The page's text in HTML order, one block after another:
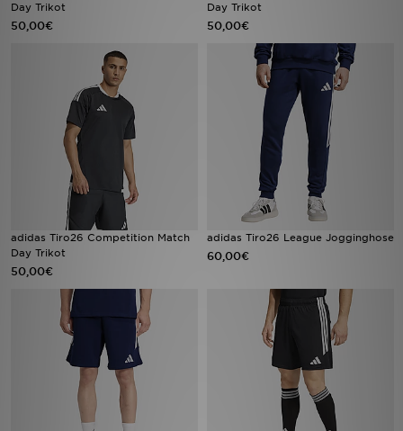
Day Trikot
50,00€
Day Trikot
50,00€
adidas Tiro26 Competition Match
Day Trikot
50,00€
adidas Tiro26 League Jogginghose
60,00€
Blog